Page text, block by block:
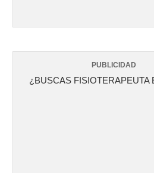
PUBLICIDAD
¿BUSCAS FISIOTERAPEUTA